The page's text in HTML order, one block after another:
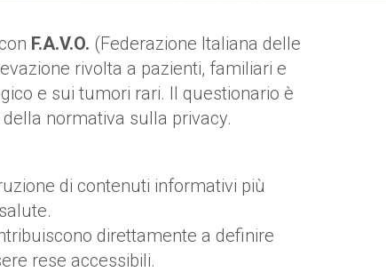
F.A.V.O. (Federazione Italiana delle
rivolta a pazienti, familiari e
e sui tumori rari. Il questionario è
normativa sulla privacy.
di contenuti informativi più
direttamente a definire
rese accessibili.